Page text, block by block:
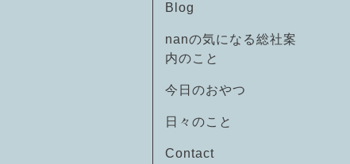
Blog
nanの気になる総社案
内のこと
今日のおやつ
日々のこと
Contact